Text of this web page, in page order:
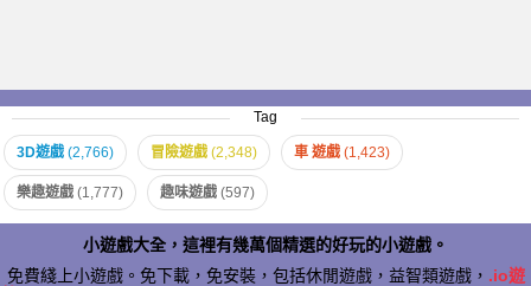
Tag
3D遊戲 (2,766) 冒險遊戲 (2,348) 車 遊戲 (1,423)
樂趣遊戲 (1,777) 趣味遊戲 (597)
小遊戲大全，這裡有幾萬個精選的好玩的小遊戲。
免費綫上小遊戲。免下載，免安裝，包括休閒遊戲，益智類遊戲， .io遊